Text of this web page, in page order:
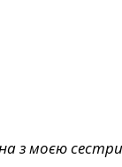
з моєю